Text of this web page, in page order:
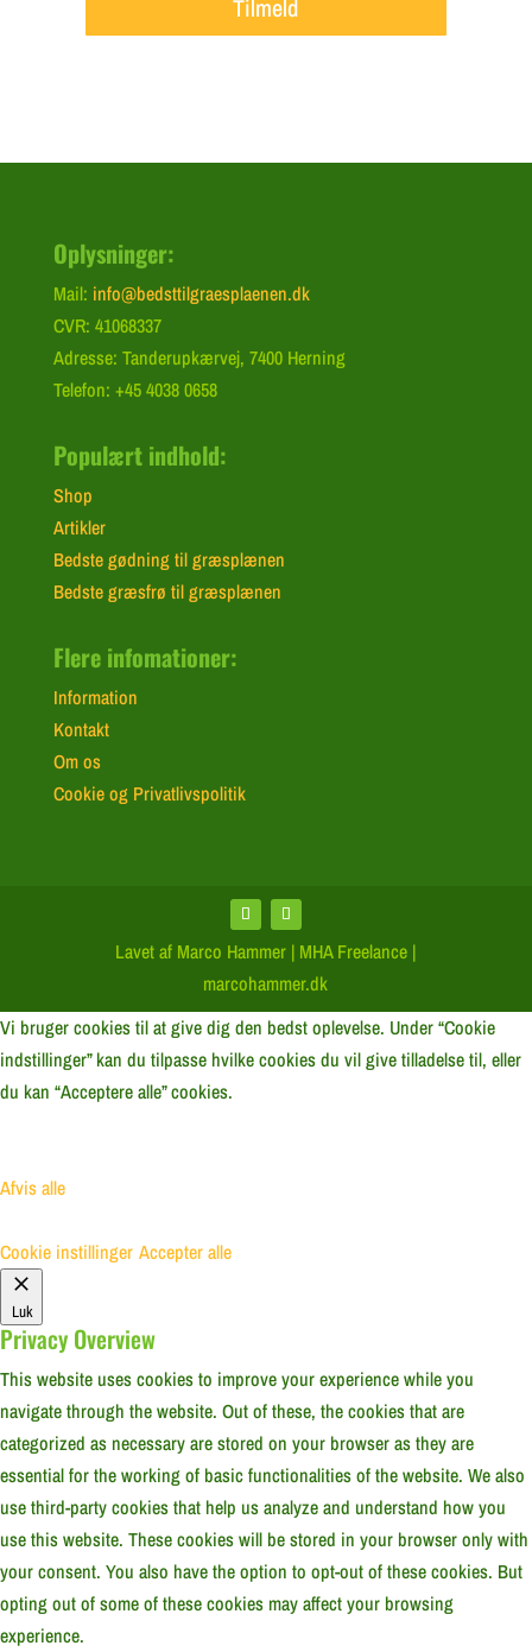
Tilmeld
Oplysninger:
Mail: info@bedsttilgraesplaenen.dk
CVR: 41068337
Adresse: Tanderupkærvej, 7400 Herning
Telefon: +45 4038 0658
Populært indhold:
Shop
Artikler
Bedste gødning til græsplænen
Bedste græsfrø til græsplænen
Flere infomationer:
Information
Kontakt
Om os
Cookie og Privatlivspolitik
Lavet af Marco Hammer | MHA Freelance |
marcohammer.dk
Vi bruger cookies til at give dig den bedst oplevelse. Under “Cookie
indstillinger” kan du tilpasse hvilke cookies du vil give tilladelse til, eller
du kan “Acceptere alle” cookies.
Afvis alle
Cookie instillinger Accepter alle
Luk
Privacy Overview
This website uses cookies to improve your experience while you
navigate through the website. Out of these, the cookies that are
categorized as necessary are stored on your browser as they are
essential for the working of basic functionalities of the website. We also
use third-party cookies that help us analyze and understand how you
use this website. These cookies will be stored in your browser only with
your consent. You also have the option to opt-out of these cookies. But
opting out of some of these cookies may affect your browsing
experience.